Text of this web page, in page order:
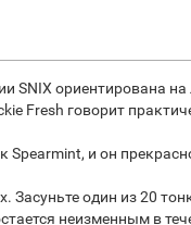
SNIX ориентирована
Fresh говорит
и он
Засуньте один из 20
неизменным в